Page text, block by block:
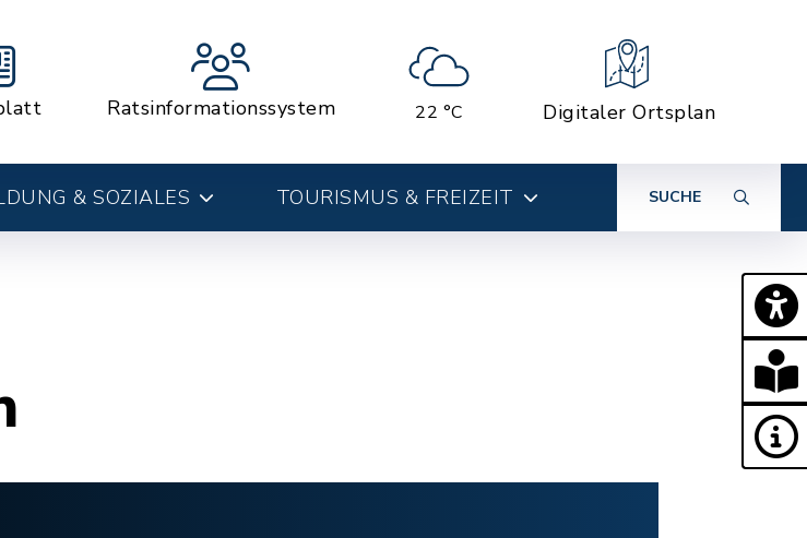
Ratsinformationssystem 22 °C Digitaler Ortsplan
& SOZIALES TOURISMUS & FREIZEIT SUCHE